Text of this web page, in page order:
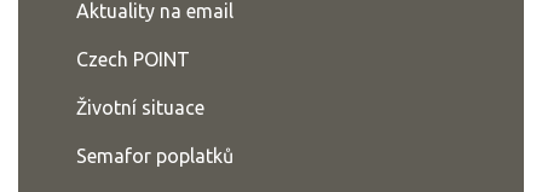
Aktuality na email
Czech POINT
Životní situace
Semafor poplatků